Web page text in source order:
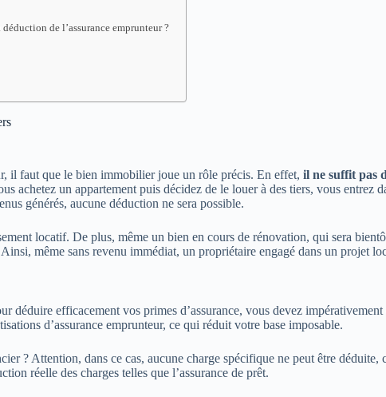
de l’assurance emprunteur ?
il faut que le bien immobilier joue un rôle précis. En effet, il ne suffit pas
achetez un appartement puis décidez de le louer à des tiers, vous entrez
générés, aucune déduction ne sera possible.
locatif. De plus, même un bien en cours de rénovation, qui sera
même sans revenu immédiat, un propriétaire engagé dans un projet
déduire efficacement vos primes d’assurance, vous devez
d’assurance emprunteur, ce qui réduit votre base imposable.
? Attention, dans ce cas, aucune charge spécifique ne peut être
réelle des charges telles que l’assurance de prêt.